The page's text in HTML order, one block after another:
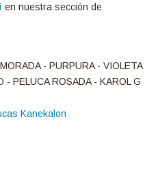
en nuestra sección de
- PURPURA - VIOLETA
- PELUCA ROSADA - KAROL G
Kanekalon